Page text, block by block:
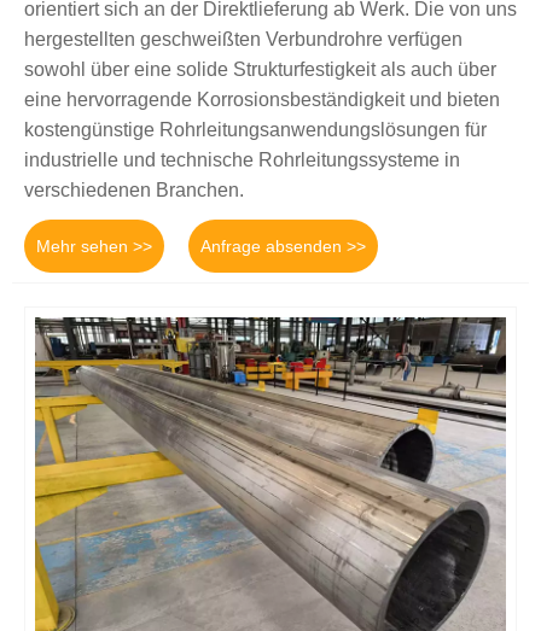
orientiert sich an der Direktlieferung ab Werk. Die von uns
hergestellten geschweißten Verbundrohre verfügen
sowohl über eine solide Strukturfestigkeit als auch über
eine hervorragende Korrosionsbeständigkeit und bieten
kostengünstige Rohrleitungsanwendungslösungen für
industrielle und technische Rohrleitungssysteme in
verschiedenen Branchen.
Mehr sehen >> Anfrage absenden >>